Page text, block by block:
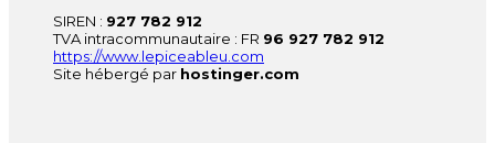
SIREN : 927 782 912
TVA intracommunautaire : FR 96 927 782 912
https://www.lepiceableu.com
Site hébergé par hostinger.com